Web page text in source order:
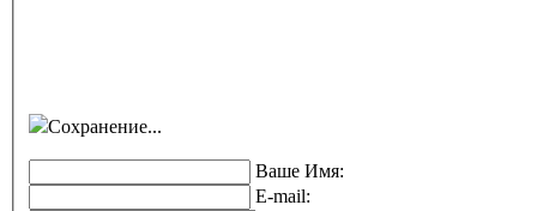
Сохранение...
Ваше Имя:
E-mail: